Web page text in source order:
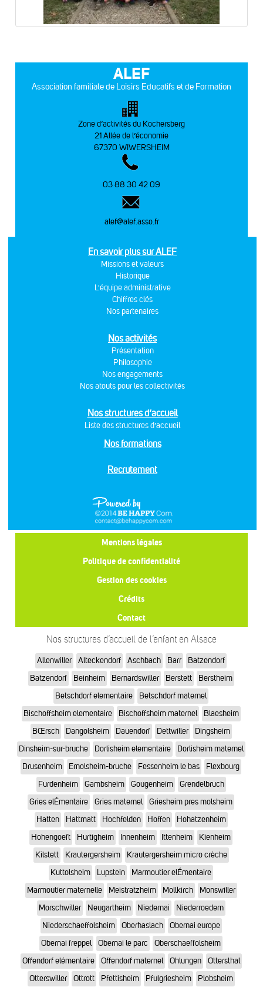
ALEF
Association familiale de Loisirs Educatifs et de Formation
Zone d’activités du Kochersberg
21 Allée de l’économie
67370 WIWERSHEIM
03 88 30 42 09
alef@alef.asso.fr
En savoir plus sur ALEF
Missions et valeurs
Historique
L'équipe administrative
Chiffres clés
Nos partenaires
Nos activités
Présentation
Philosophie
Nos engagements
Nos atouts pour les collectivités
Nos structures d’accueil
Liste des structures d’accueil
Nos formations
Recrutement
Mentions légales
Politique de confidentialité
Gestion des cookies
Crédits
Contact
Nos structures d’accueil de l’enfant en Alsace
Allenwiller Alteckendorf Aschbach Barr
Batzendorf
Batzendorf
Beinheim Bernardswiller Berstett
Berstheim
Betschdorf elementaire
Betschdorf maternel
Bischoffsheim elementaire
Bischoffsheim maternel
Blaesheim
BŒrsch
Dangolsheim Dauendorf Dettwiller
Dingsheim
Dinsheim-sur-bruche
Dorlisheim elementaire
Dorlisheim maternel
Drusenheim
Ernolsheim-bruche Fessenheim le bas
Flexbourg
Furdenheim
Gambsheim Gougenheim
Grendelbruch
Gries elÉmentaire
Gries maternel
Griesheim pres molsheim
Hatten
Hattmatt Hochfelden Hoffen
Hohatzenheim
Hohengoeft
Hurtigheim Innenheim Ittenheim
Kienheim
Kilstett
Krautergersheim
Krautergersheim micro crèche
Kuttolsheim
Lupstein
Marmoutier elÉmentaire
Marmoutier maternelle
Meistratzheim Mollkirch
Monswiller
Morschwiller
Neugartheim Niedernai
Niederroedern
Niederschaeffolsheim
Oberhaslach
Obernai europe
Obernai freppel
Obernai le parc
Oberschaeffolsheim
Offendorf elémentaire
Offendorf maternel Ohlungen
Ottersthal
Otterswiller
Ottrott Pfettisheim Pfulgriesheim Plobsheim